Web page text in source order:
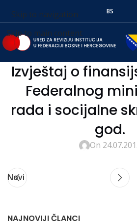
Skip to navigation
Skip to main content
BS
Izvještaj o
Federalnog
rada i socijalne
god.
On
Novi
NAJNOVIJI ČLANCI